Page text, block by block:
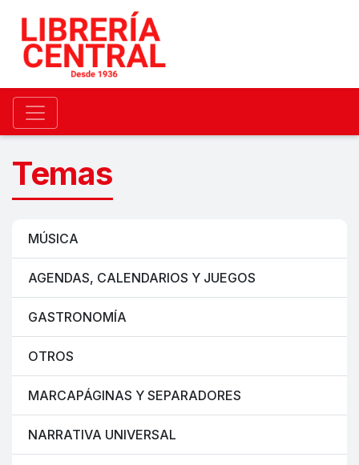
Temas
MÚSICA
AGENDAS, CALENDARIOS Y JUEGOS
GASTRONOMÍA
OTROS
MARCAPÁGINAS Y SEPARADORES
NARRATIVA UNIVERSAL